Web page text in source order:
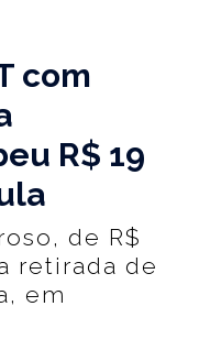
com
R$ 19
de R$
retirada de
em